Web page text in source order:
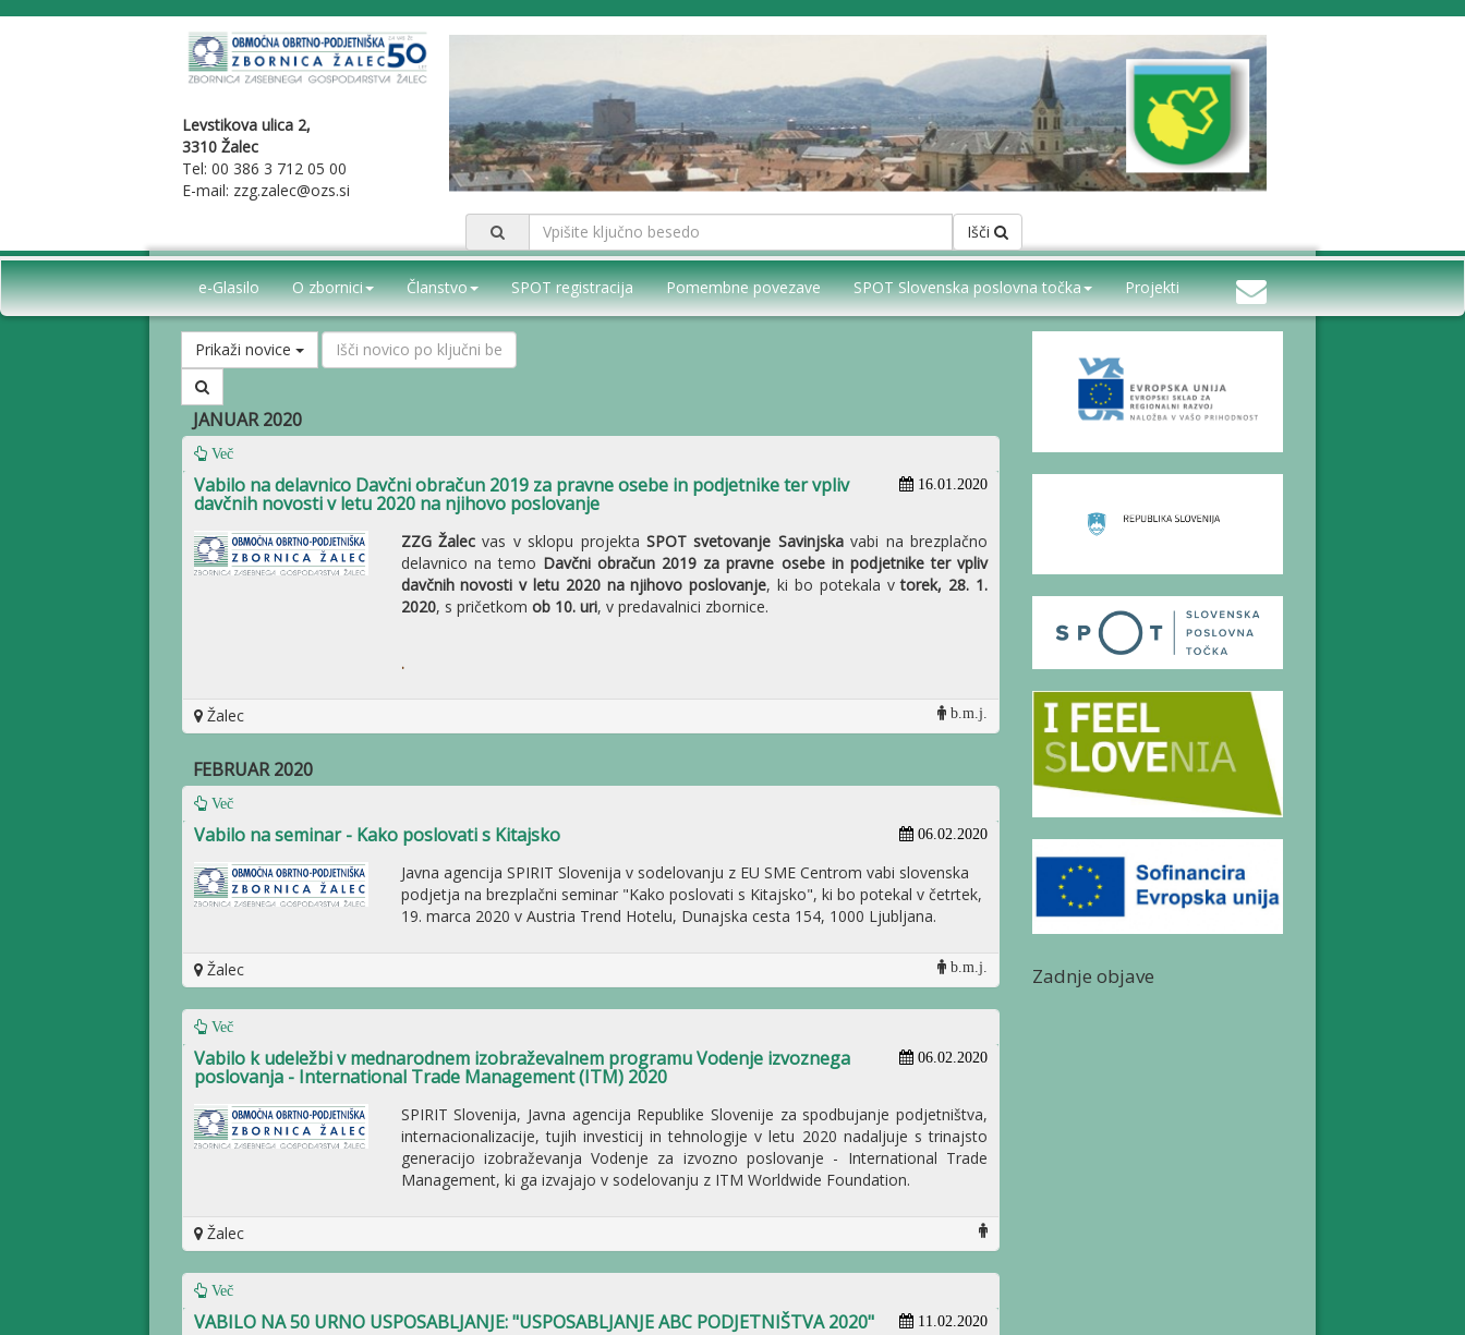
Levstikova ulica 2,
3310 Žalec
Tel: 00 386 3 712 05 00
E-mail: zzg.zalec@ozs.si
Išči
e-Glasilo O zbornici Članstvo SPOT registracija Pomembne povezave SPOT Slovenska poslovna točka Projekti
Prikaži novice
JANUAR 2020
Več
16.01.2020
Vabilo na delavnico Davčni obračun 2019 za pravne osebe in podjetnike ter vpliv
davčnih novosti v letu 2020 na njihovo poslovanje
ZZG Žalecvas v sklopu projekta SPOT svetovanje Savinjskavabi na brezplačno
delavnico na temo Davčni obračun 2019 za pravne osebe in podjetnike ter vpliv
davčnih novosti v letu 2020 na njihovo poslovanje, ki bo potekala vtorek, 28. 1.
2020, s pričetkom ob 10. uri, v predavalnici zbornice.
.
Žalec b.m.j.
FEBRUAR 2020
Več
06.02.2020
Vabilo na seminar - Kako poslovati s Kitajsko
Javna agencija SPIRIT Slovenija v sodelovanju z EU SME Centrom vabi slovenska
podjetja na brezplačni seminar "Kako poslovati s Kitajsko", ki bo potekal v četrtek,
19. marca 2020 v Austria Trend Hotelu, Dunajska cesta 154, 1000 Ljubljana.
Žalec b.m.j.
Več
06.02.2020
Vabilo k udeležbi v mednarodnem izobraževalnem programu Vodenje izvoznega
poslovanja - International Trade Management (ITM) 2020
SPIRIT Slovenija, Javna agencija Republike Slovenije za spodbujanje podjetništva,
internacionalizacije, tujih investicij in tehnologije v letu 2020 nadaljuje s trinajsto
generacijo izobraževanja Vodenje za izvozno poslovanje - International Trade
Management, ki ga izvajajo v sodelovanju z ITM Worldwide Foundation.
Žalec
Več
11.02.2020
VABILO NA 50 URNO USPOSABLJANJE: "USPOSABLJANJE ABC PODJETNIŠTVA 2020"
Zadnje objave